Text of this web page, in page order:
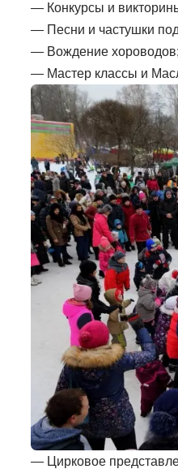
— Конкурсы и
— Песни и частушки
— Вождение хороводов;
— Мастер классы и
— Цирковое